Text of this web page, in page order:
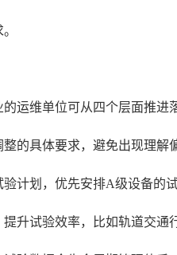
运维单位可从四个层面推
的具体要求，避免出现理
计划，优先安排A级设备的
升试验效率，比如轨道交